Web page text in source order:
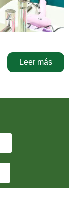
Leer más